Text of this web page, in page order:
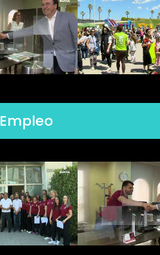
Empleo